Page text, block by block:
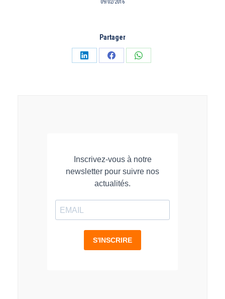
09/02/2016
Partager
PartagerPartagerPartager